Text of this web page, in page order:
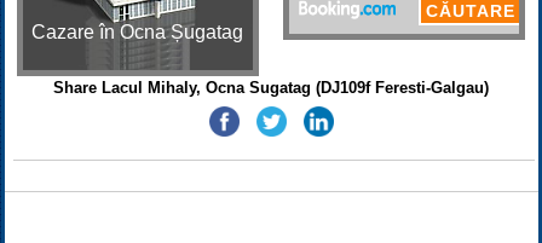
Cazare în Ocna Șugatag
Share Lacul Mihaly, Ocna Sugatag (DJ109f Feresti-Galgau)